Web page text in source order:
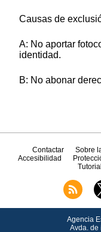
Causas de
A: No aportar
identidad.
B: No abonar
Contactar Sobre
Accesibilidad
Agencia
Avda. de